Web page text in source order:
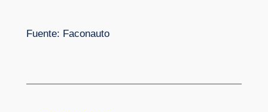
Fuente: Faconauto